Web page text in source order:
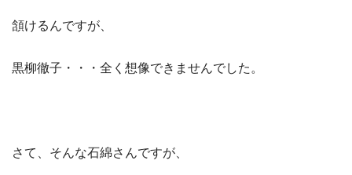
頷けるんですが、
黒柳徹子・・・全く想像できませんでした。
さて、そんな石綿さんですが、